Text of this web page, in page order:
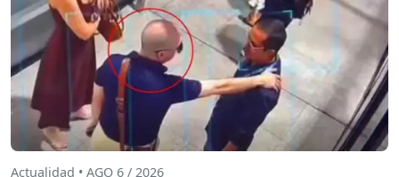
Actualidad • AGO 6 / 2026